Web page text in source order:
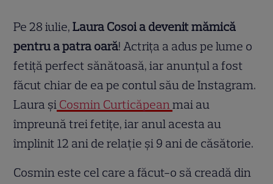
Pe 28 iulie,Laura Cosoi a devenit mămică
pentru a patra oară! Actrița a adus pe lume o
fetiță perfect sănătoasă, iar anunțul a fost
făcut chiar de ea pe contul său de Instagram.
Laura și Cosmin Curticăpeanmai au
împreună trei fetițe, iar anul acesta au
împlinit 12 ani de relație și 9 ani de căsătorie.
Cosmin este cel care a făcut-o să creadă din